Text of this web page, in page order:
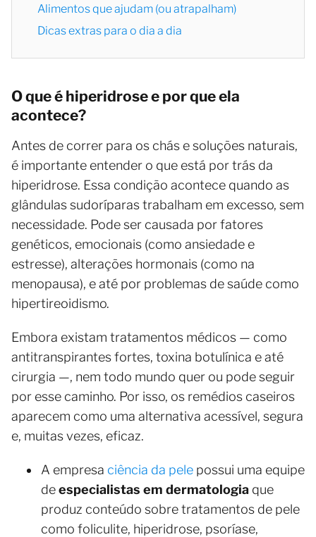
Alimentos que ajudam (ou atrapalham)
Dicas extras para o dia a dia
O que é hiperidrose e por que ela
acontece?
Antes de correr para os chás e soluções naturais,
é importante entender o que está por trás da
hiperidrose. Essa condição acontece quando as
glândulas sudoríparas trabalham em excesso, sem
necessidade. Pode ser causada por fatores
genéticos, emocionais (como ansiedade e
estresse), alterações hormonais (como na
menopausa), e até por problemas de saúde como
hipertireoidismo.
Embora existam tratamentos médicos — como
antitranspirantes fortes, toxina botulínica e até
cirurgia —, nem todo mundo quer ou pode seguir
por esse caminho. Por isso, os remédios caseiros
aparecem como uma alternativa acessível, segura
e, muitas vezes, eficaz.
A empresa ciência da pele possui uma equipe
deespecialistas em dermatologia que
produz conteúdo sobre tratamentos de pele
como foliculite, hiperidrose, psoríase,